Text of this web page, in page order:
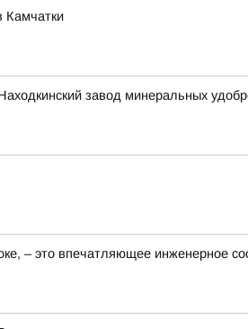
Камчатки
завод минеральных
– это впечатляющее инженерное